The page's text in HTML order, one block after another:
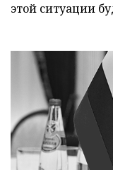
этой ситуации